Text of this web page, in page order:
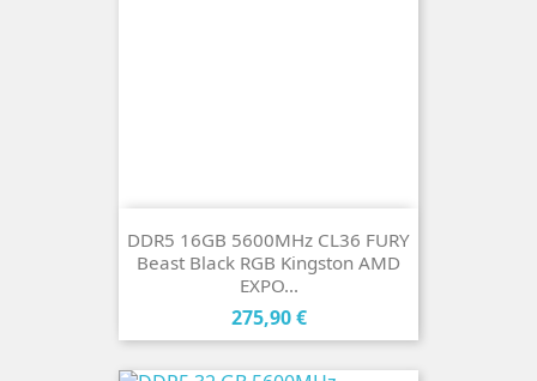
DDR5 16GB 5600MHz CL36 FURY
Beast Black RGB Kingston AMD
EXPO...
Cena
275,90 €